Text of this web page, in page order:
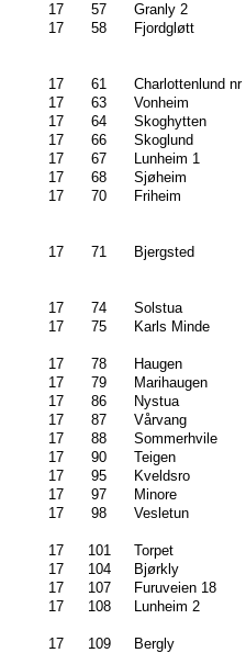
17
57 Granly 2
17
58 Fjordgløtt
17 61 Charlottenlund nr
17
63 Vonheim
17
64 Skoghytten
17
66 Skoglund
17
67 Lunheim 1
17
68 Sjøheim
17
70 Friheim
17 71 Bjergsted
17 74 Solstua
17
75 Karls Minde
17 78 Haugen
17
79 Marihaugen
17
86 Nystua
17
87 Vårvang
17
88 Sommerhvile
17
90 Teigen
17
95 Kveldsro
17
97 Minore
17
98 Vesletun
17 101 Torpet
17
104 Bjørkly
17
107 Furuveien 18
17
108 Lunheim 2
17 109 Bergly